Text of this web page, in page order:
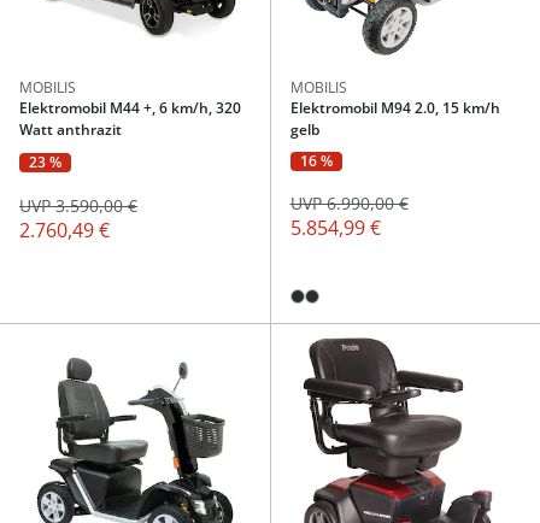
MOBILIS
Elektromobil M44 +, 6 km/h, 320
Watt anthrazit
23 %
2.760,49 €
UVP 3.590,00 €
MOBILIS
Elektromobil M94 2.0, 15 km/h
gelb
16 %
5.854,99 €
UVP 6.990,00 €